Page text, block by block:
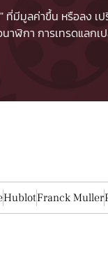
มีมูลค่าขึ้น หรือลง
าฬิกา การเทรดแลกเ
HublotFranck Muller